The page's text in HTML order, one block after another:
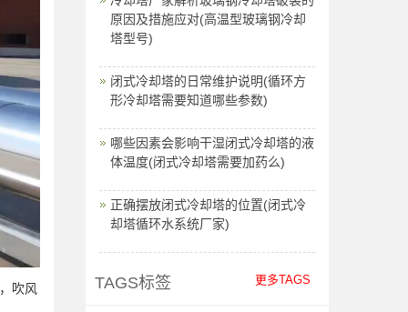
吹风
原因及措施应对(高温型玻璃钢冷却
塔型号)
闭式冷却塔的日常维护说明(循环方
形冷却塔需要知道哪些参数)
哪些因素会影响干湿闭式冷却塔的液
体温度(闭式冷却塔需要加药么)
正确摆放闭式冷却塔的位置(闭式冷
却塔循环水系统厂家)
TAGS标签 更多TAGS